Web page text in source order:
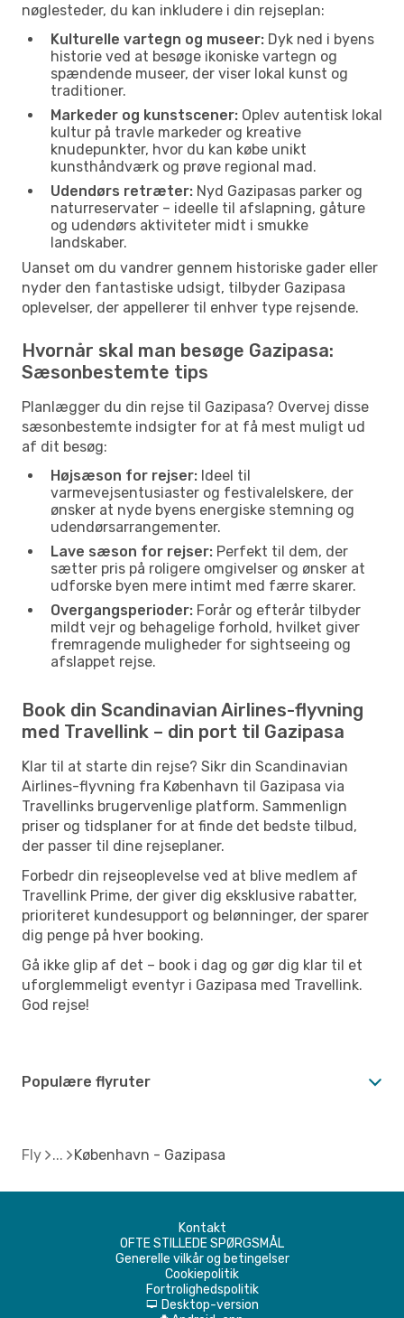
nøglesteder, du kan inkludere i din rejseplan:
Kulturelle vartegn og museer: Dyk ned i byens
historie ved at besøge ikoniske vartegn og
spændende museer, der viser lokal kunst og
traditioner.
Markeder og kunstscener: Oplev autentisk lokal
kultur på travle markeder og kreative
knudepunkter, hvor du kan købe unikt
kunsthåndværk og prøve regional mad.
Udendørs retræter: Nyd Gazipasas parker og
naturreservater – ideelle til afslapning, gåture
og udendørs aktiviteter midt i smukke
landskaber.
Uanset om du vandrer gennem historiske gader eller
nyder den fantastiske udsigt, tilbyder Gazipasa
oplevelser, der appellerer til enhver type rejsende.
Hvornår skal man besøge Gazipasa:
Sæsonbestemte tips
Planlægger du din rejse til Gazipasa? Overvej disse
sæsonbestemte indsigter for at få mest muligt ud
af dit besøg:
Højsæson for rejser: Ideel til
varmevejsentusiaster og festivalelskere, der
ønsker at nyde byens energiske stemning og
udendørsarrangementer.
Lave sæson for rejser: Perfekt til dem, der
sætter pris på roligere omgivelser og ønsker at
udforske byen mere intimt med færre skarer.
Overgangsperioder: Forår og efterår tilbyder
mildt vejr og behagelige forhold, hvilket giver
fremragende muligheder for sightseeing og
afslappet rejse.
Book din Scandinavian Airlines-flyvning
med Travellink – din port til Gazipasa
Klar til at starte din rejse? Sikr din Scandinavian
Airlines-flyvning fra København til Gazipasa via
Travellinks brugervenlige platform. Sammenlign
priser og tidsplaner for at finde det bedste tilbud,
der passer til dine rejseplaner.
Forbedr din rejseoplevelse ved at blive medlem af
Travellink Prime, der giver dig eksklusive rabatter,
prioriteret kundesupport og belønninger, der sparer
dig penge på hver booking.
Gå ikke glip af det – book i dag og gør dig klar til et
uforglemmeligt eventyr i Gazipasa med Travellink.
God rejse!
Populære flyruter
Fly København - Gazipasa
Kontakt
OFTE STILLEDE SPØRGSMÅL
Generelle vilkår og betingelser
Cookiepolitik
Fortrolighedspolitik
d Desktop-version